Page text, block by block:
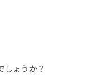
しょうか？